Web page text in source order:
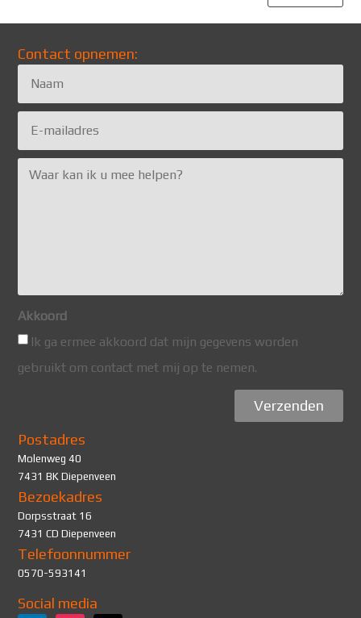
Contact opnemen:
Akkoord
Ik ga ermee akkoord dat mijn gegevens worden
gebruikt om contact met mij op te nemen.
Verzenden
Postadres
Molenweg 40
7431 BK Diepenveen
Bezoekadres
Dorpsstraat 16
7431 CD Diepenveen
Telefoonnummer
0570-593141
Social media